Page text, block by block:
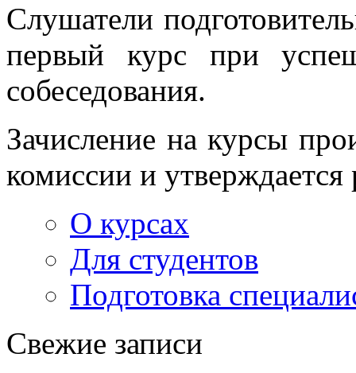
Слушатели
первый курс при
собеседования.
Зачисление на курсы
комиссии и
О курсах
Для студентов
Подготовка
Свежие записи